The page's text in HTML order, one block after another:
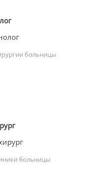
больницы
больницы